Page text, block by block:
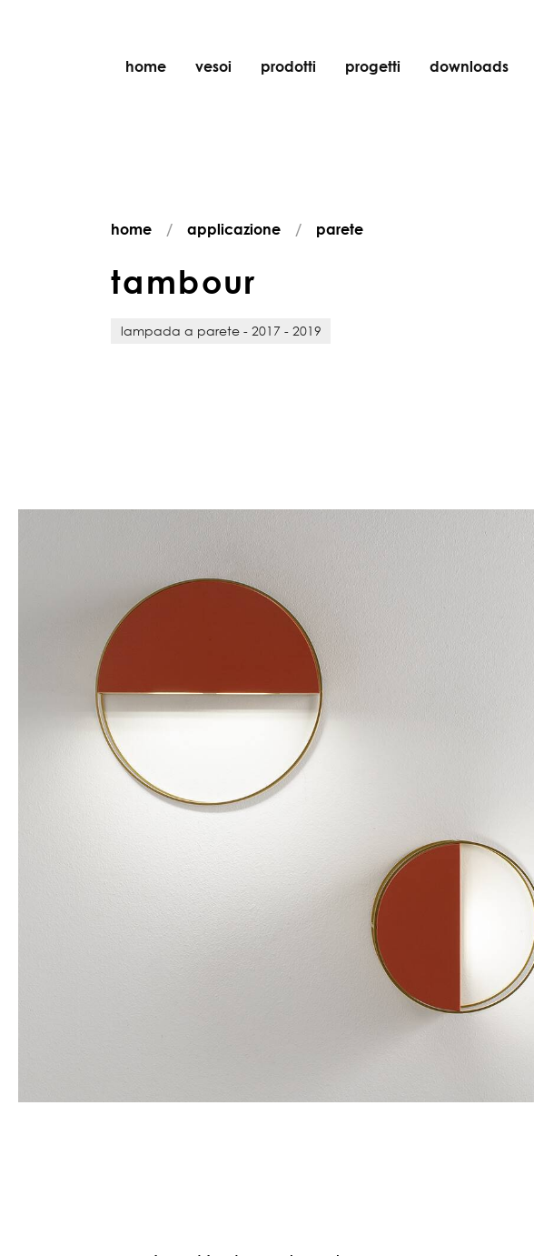
home vesoi prodotti
pavimento
progetti downloads
home applicazione parete
tambour
lampada a parete - 2017 - 2019